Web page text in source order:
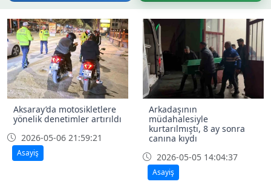
Aksaray’da motosikletlere
yönelik denetimler artırıldı
2026-05-06 21:59:21
Asayiş
Arkadaşının
müdahalesiyle
kurtarılmıştı, 8 ay sonra
canına kıydı
2026-05-05 14:04:37
Asayiş